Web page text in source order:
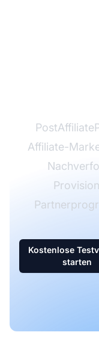
Affiliate-
Kostenlose
starten